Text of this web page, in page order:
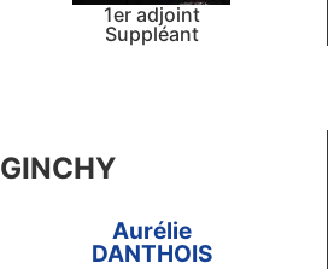
1er adjoint
Suppléant
GINCHY
Aurélie
DANTHOIS